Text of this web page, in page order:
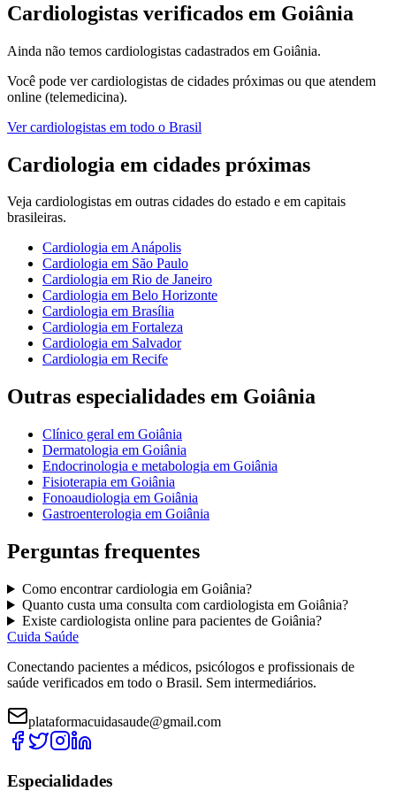
Cardiologistas verificados em Goiânia
Ainda não temos cardiologistas cadastrados em Goiânia.
Você pode vercardiologistas de cidades próximas ou que atendem
online (telemedicina).
Vercardiologistas em todo o Brasil
Cardiologia em cidades próximas
Veja cardiologistas em outras cidades do estado e em capitais
brasileiras.
Cardiologia emAnápolis
Cardiologia em São Paulo
Cardiologia em Rio de Janeiro
Cardiologia em Belo Horizonte
Cardiologia em Brasília
Cardiologia em Fortaleza
Cardiologia em Salvador
Cardiologia em Recife
Outras especialidades em Goiânia
Clínico geral em Goiânia
Dermatologia em Goiânia
Endocrinologia e metabologia em Goiânia
Fisioterapia em Goiânia
Fonoaudiologia em Goiânia
Gastroenterologia em Goiânia
Perguntas frequentes
Como encontrarcardiologia em Goiânia?
Quanto custa uma consulta com cardiologista em Goiânia?
Existe cardiologista online para pacientes de Goiânia?
Cuida Saúde
Conectando pacientes a médicos, psicólogos e profissionais de
saúde verificados em todo o Brasil. Sem intermediários.
plataformacuidasaude@gmail.com
Especialidades